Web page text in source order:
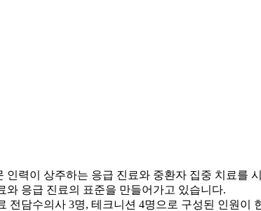
력이 상주하는 응급 진료와 중환자 집중 치료를
응급 진료의 표준을 만들어가고 있습니다.
전담수의사 3명, 테크니션 4명으로 구성된 인원이